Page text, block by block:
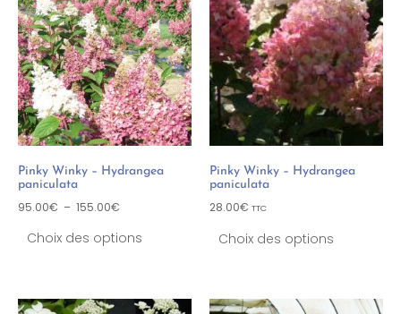
Pinky Winky – Hydrangea
paniculata
95.00€ – 155.00€
Choix des options
Pinky Winky – Hydrangea
paniculata
28.00€ TTC
Choix des options